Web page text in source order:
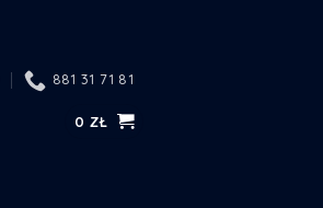
881 31 71 81
0 ZŁ